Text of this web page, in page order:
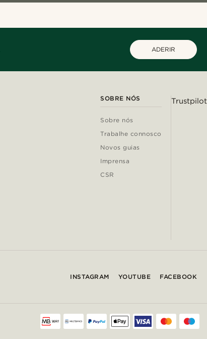
ADERIR
SOBRE NÓS
Sobre nós
Trabalhe connosco
Novos guias
Imprensa
CSR
Trustpilot
INSTAGRAM YOUTUBE FACEBOOK